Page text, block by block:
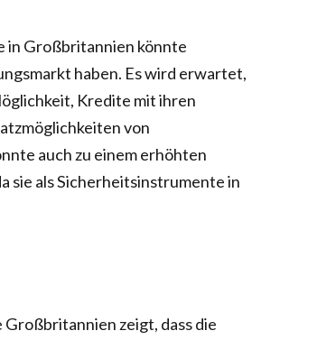
in Großbritannien könnte
haben. Es wird erwartet,
Kredite mit ihren
von
auch zu einem erhöhten
sie als Sicherheitsinstrumente in
zeigt, dass die